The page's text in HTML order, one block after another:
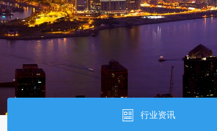
行业资讯